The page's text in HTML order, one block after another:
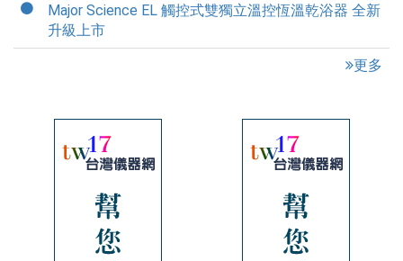
Major Science EL 觸控式雙獨立溫控恆溫乾浴器 全新
升級上市
更多